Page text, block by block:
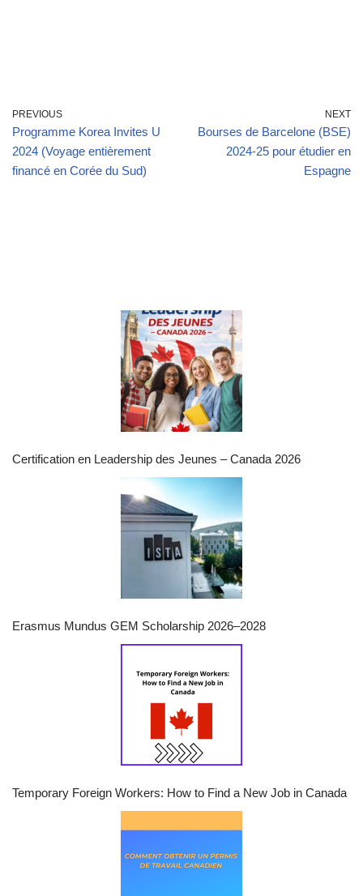
PREVIOUS
Programme Korea Invites U
2024 (Voyage entièrement
financé en Corée du Sud)
NEXT
Bourses de Barcelone (BSE)
2024-25 pour étudier en
Espagne
Certification en Leadership des Jeunes – Canada 2026
Erasmus Mundus GEM Scholarship 2026–2028
Temporary Foreign Workers: How to Find a New Job in Canada